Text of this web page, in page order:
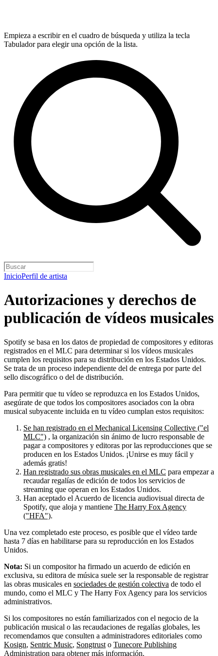
Empieza a escribir en el cuadro de búsqueda y utiliza la tecla
Tabulador para elegir una opción de la lista.
InicioPerfil de artista
Autorizaciones y derechos de
publicación de vídeos musicales
Spotify se basa en los datos de propiedad de compositores y editoras
registrados en el MLC para determinar si los vídeos musicales
cumplen los requisitos para su distribución en los Estados Unidos.
Se trata de un proceso independiente del de entrega por parte del
sello discográfico o del de distribución.
Para permitir que tu vídeo se reproduzca en los Estados Unidos,
asegúrate de que todos los compositores asociados con la obra
musical subyacente incluida en tu vídeo cumplan estos requisitos:
Se han registrado en el Mechanical Licensing Collective ("el
MLC") , la organización sin ánimo de lucro responsable de
pagar a compositores y editoras por las reproducciones que se
producen en los Estados Unidos. ¡Unirse es muy fácil y
además gratis!
Han registrado sus obras musicales en el MLC para empezar a
recaudar regalías de edición de todos los servicios de
streaming que operan en los Estados Unidos.
Han aceptado el Acuerdo de licencia audiovisual directa de
Spotify, que aloja y mantiene The Harry Fox Agency
("HFA").
Una vez completado este proceso, es posible que el vídeo tarde
hasta 7 días en habilitarse para su reproducción en los Estados
Unidos.
Nota: Si un compositor ha firmado un acuerdo de edición en
exclusiva, su editora de música suele ser la responsable de registrar
las obras musicales en sociedades de gestión colectiva de todo el
mundo, como el MLC y The Harry Fox Agency para los servicios
administrativos.
Si los compositores no están familiarizados con el negocio de la
publicación musical o las recaudaciones de regalías globales, les
recomendamos que consulten a administradores editoriales como
Kosign, Sentric Music, Songtrust o Tunecore Publishing
Administration para obtener más información.